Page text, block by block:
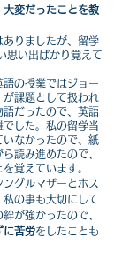
大変だったことを教
りましたが、留学
思い出ばかり覚えて
語の授業ではジョー
課題として扱われ
語だったので、英語
した。私の留学当
いなかったので、紙
読み進めたので、
覚えています。
グルマザーとホス
私の事も大切にして
が強かったので、
に苦労をしたことも